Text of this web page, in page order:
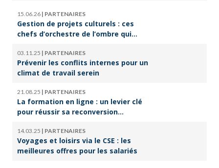
15.06.26 | PARTENAIRES
Gestion de projets culturels : ces
chefs d’orchestre de l’ombre qui
03.11.25 | PARTENAIRES
Prévenir les conflits internes pour un
climat de travail serein
21.08.25 | PARTENAIRES
La formation en ligne : un levier clé
pour réussir sa reconversion
14.03.25 | PARTENAIRES
Voyages et loisirs via le CSE : les
meilleures offres pour les salariés